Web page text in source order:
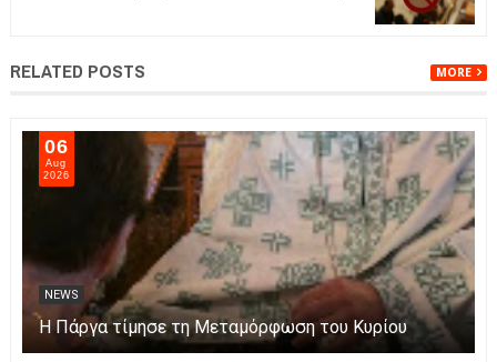
RELATED POSTS MORE
06
Aug
2026
NEWS
Η Πάργα τίμησε τη Μεταμόρφωση του Κυρίου